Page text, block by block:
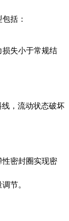
括：
失小于常规结
，流动状态破坏
密封圈实现密
节。